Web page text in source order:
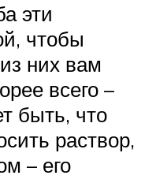
эти
чтобы
них вам
всего –
быть, что
раствор,
– его